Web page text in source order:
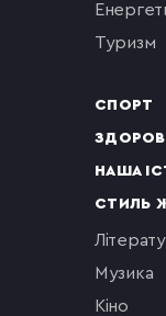
туризм
СПОРТ
НАША
СТИЛЬ
музика
кіно